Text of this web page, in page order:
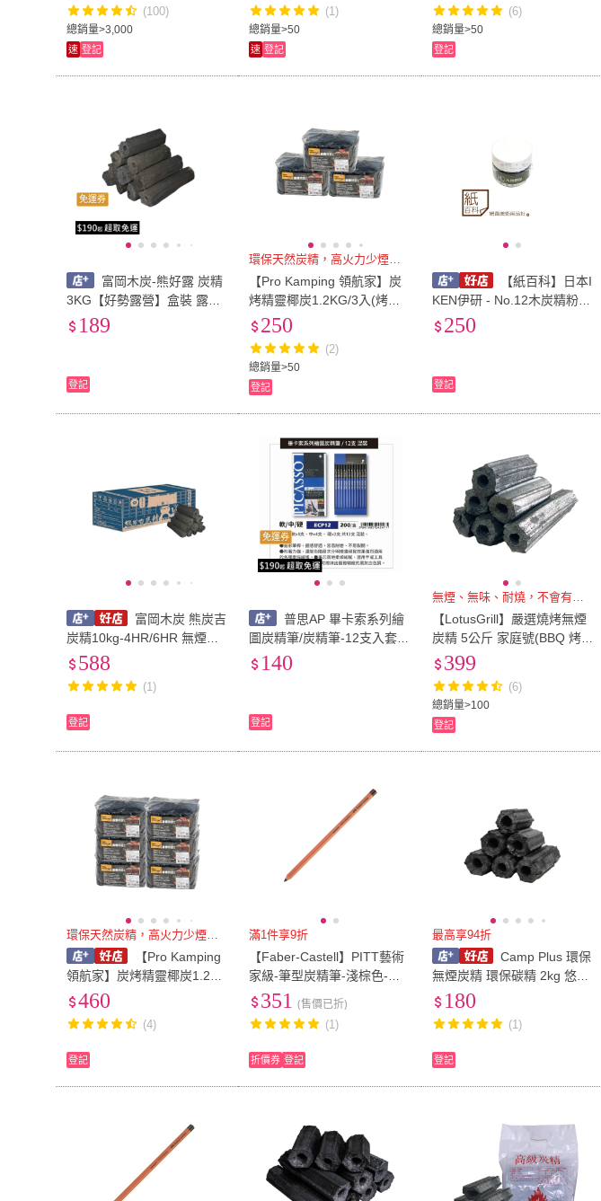
總銷量>3,000
(100)
速 登記
總銷量>50
(1)
速 登記
總銷量>50
(6)
登記
免運券
富岡木炭-熊好露 炭精
3KG【好勢露營】盒裝 露營
烤肉BBQ Master 取暖 無煙
189
登記
環保天然炭精，高火力少煙又耐燒
【Pro Kamping 領航家】炭
烤精靈椰炭1.2KG/3入(烤肉
木炭 無煙木炭 炭精椰炭 環
總銷量>50
250
(2)
登記
【紙百科】日本I
KEN伊研 - No.12木炭精粉
(炭粉)30ml/瓶
250
登記
富岡木炭 熊炭吉
炭精10kg-4HR/6HR 無煙無
味 無煙炭精 木炭 火炭 營火
588
(1)
登記
免運券
普思AP 畢卡索系列繪
圖炭精筆/炭精筆-12支入套裝
(ECP12)
140
登記
無煙、無味、耐燒，不會有火舌
【LotusGrill】嚴選燒烤無煙
炭精 5公斤 家庭號(BBQ 烤
肉爐 木炭 烤肉 露營 燒烤)
總銷量>100
399
(6)
登記
環保天然炭精，高火力少煙又耐燒
【Pro Kamping
領航家】炭烤精靈椰炭1.2K
G/6入(烤肉木炭 無煙木炭 炭
炭)
460
(4)
登記
滿1件享9折
【Faber-Castell】PITT藝術
家級-筆型炭精筆-淺棕色-六
入(原廠正貨)
351
(售價已折)
(1)
折價券 登記
最高享94折
Camp Plus 環保
無煙炭精 環保碳精 2kg 悠遊
戶外180
(1)
登記